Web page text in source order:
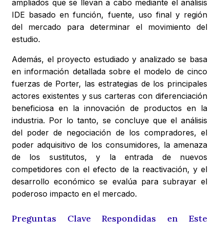
ampliados que se llevan a cabo mediante el análisis
IDE basado en función, fuente, uso final y región
del mercado para determinar el movimiento del
estudio.
Además, el proyecto estudiado y analizado se basa
en información detallada sobre el modelo de cinco
fuerzas de Porter, las estrategias de los principales
actores existentes y sus carteras con diferenciación
beneficiosa en la innovación de productos en la
industria. Por lo tanto, se concluye que el análisis
del poder de negociación de los compradores, el
poder adquisitivo de los consumidores, la amenaza
de los sustitutos, y la entrada de nuevos
competidores con el efecto de la reactivación, y el
desarrollo económico se evalúa para subrayar el
poderoso impacto en el mercado.
Preguntas Clave Respondidas en Este